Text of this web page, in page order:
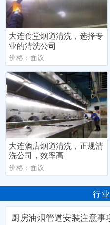
大连食堂烟道清洗，选择专
业的清洗公司
价格：面议
大连酒店烟道清洗，正规清
洗公司，效率高
价格：面议
行
厨房油烟管道安装注意事